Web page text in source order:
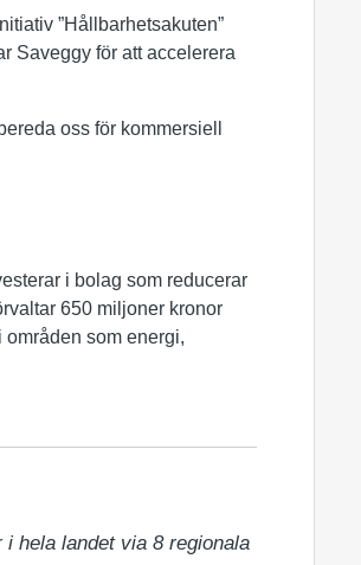
”Hållbarhetsakuten”
Saveggy för att accelerera
oss för kommersiell
i bolag som reducerar
650 miljoner kronor
som energi,
hela landet via 8 regionala